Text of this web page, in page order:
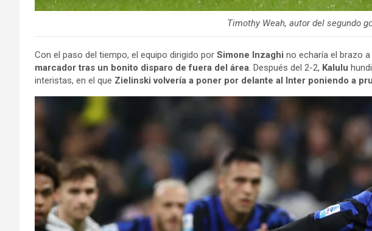
Timothy Weah, autor del segundo
Con el paso del tiempo, el equipo dirigido por Simone Inzaghi no echaría el brazo
marcador tras un bonito disparo de fuera del área. Después del 2-2, Kalulu
interistas, en el que Zielinski volvería a poner por delante al Inter poniendo a